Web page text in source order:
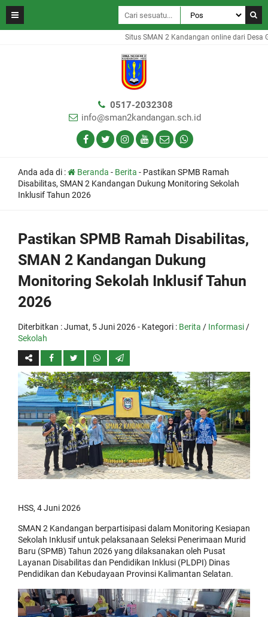
Situs SMAN 2 Kandangan online dari Desa
0517-2032308
info@sman2kandangan.sch.id
Anda ada di : Beranda - Berita - Pastikan SPMB Ramah
Disabilitas, SMAN 2 Kandangan Dukung Monitoring Sekolah
Inklusif Tahun 2026
Pastikan SPMB Ramah Disabilitas,
SMAN 2 Kandangan Dukung
Monitoring Sekolah Inklusif Tahun
2026
Diterbitkan :Jumat, 5 Juni 2026- Kategori : Berita / Informasi /
Sekolah
HSS, 4 Juni 2026
SMAN 2 Kandangan berpartisipasi dalam Monitoring Kesiapan
Sekolah Inklusif untuk pelaksanaan Seleksi Penerimaan Murid
Baru (SPMB) Tahun 2026 yang dilaksanakan oleh Pusat
Layanan Disabilitas dan Pendidikan Inklusi (PLDPI) Dinas
Pendidikan dan Kebudayaan Provinsi Kalimantan Selatan.